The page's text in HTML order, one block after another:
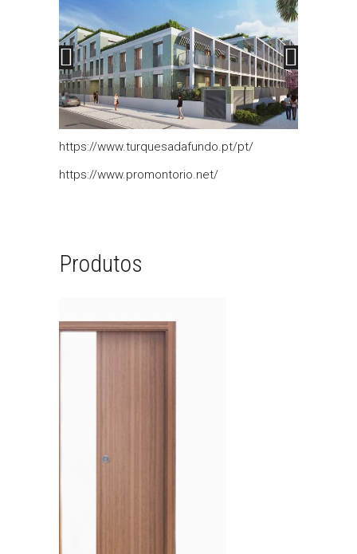
https://www.turquesadafundo.pt/pt/
https://www.promontorio.net/
Produtos